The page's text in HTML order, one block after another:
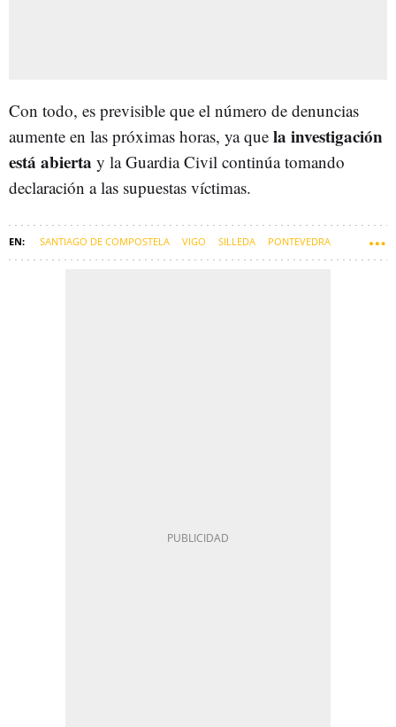
Con todo, es previsible que el número de denuncias
aumente en las próximas horas, ya que la investigación
está abierta y la Guardia Civil continúa tomando
declaración a las supuestas víctimas.
SANTIAGO DE COMPOSTELA VIGO SILLEDA PONTEVEDRA